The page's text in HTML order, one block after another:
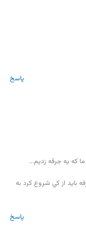
پاسخ
كه يه جرقه زديم…
بايد از كي شروع كرد به
پاسخ